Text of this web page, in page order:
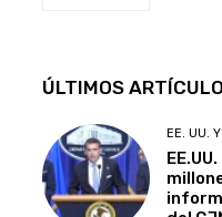
ÚLTIMOS
EE. UU.